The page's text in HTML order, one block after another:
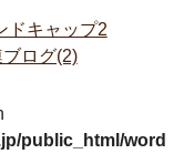
ドキャップ2
ログ(2)
public_html/word